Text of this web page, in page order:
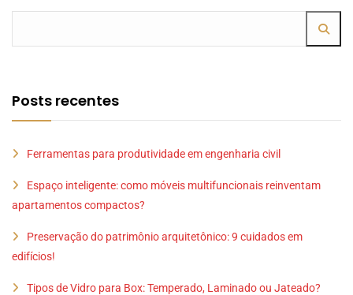
Posts recentes
Ferramentas para produtividade em engenharia civil
Espaço inteligente: como móveis multifuncionais reinventam
apartamentos compactos?
Preservação do patrimônio arquitetônico: 9 cuidados em
edifícios!
Tipos de Vidro para Box: Temperado, Laminado ou Jateado?